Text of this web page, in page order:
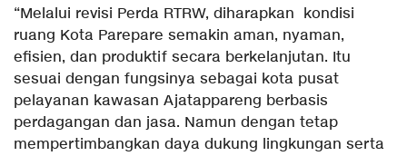
“Melalui revisi Perda RTRW, diharapkan kondisi
ruang Kota Parepare semakin aman, nyaman,
efisien, dan produktif secara berkelanjutan. Itu
sesuai dengan fungsinya sebagai kota pusat
pelayanan kawasan Ajatappareng berbasis
perdagangan dan jasa. Namun dengan tetap
mempertimbangkan daya dukung lingkungan serta